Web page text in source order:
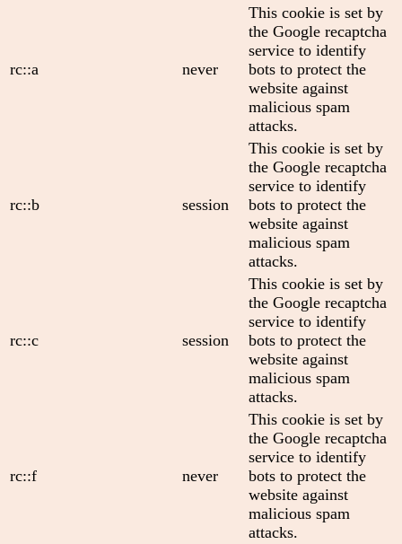
rc::a never
This cookie is set by
the Google recaptcha
service to identify
bots to protect the
website against
malicious spam
attacks.
rc::b session
This cookie is set by
the Google recaptcha
service to identify
bots to protect the
website against
malicious spam
attacks.
rc::c session
This cookie is set by
the Google recaptcha
service to identify
bots to protect the
website against
malicious spam
attacks.
rc::f never
This cookie is set by
the Google recaptcha
service to identify
bots to protect the
website against
malicious spam
attacks.